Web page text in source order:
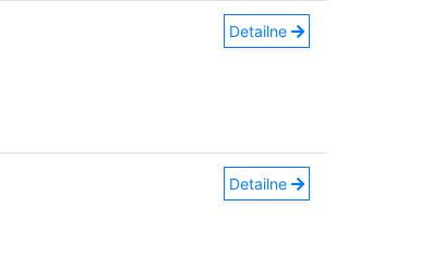
Detailne
Detailne